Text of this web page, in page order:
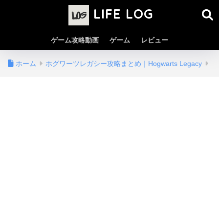
LIFE LOG
ゲーム攻略動画 ゲーム レビュー
ホーム ホグワーツレガシー攻略まとめ｜Hogwarts Legacy